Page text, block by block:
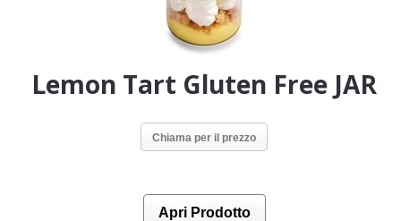
Lemon Tart Gluten Free JAR
Chiama per il prezzo
Apri Prodotto